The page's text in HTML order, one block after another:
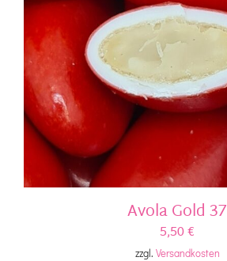
Avola Gold 37
5,50€
zzgl. Versandkosten